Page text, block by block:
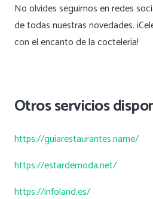
No olvides seguirnos en redes
de todas nuestras novedades.
con el encanto de la coctelería!
Otros servicios
https://guiarestaurantes.name/
https://estardemoda.net/
https://infoland.es/